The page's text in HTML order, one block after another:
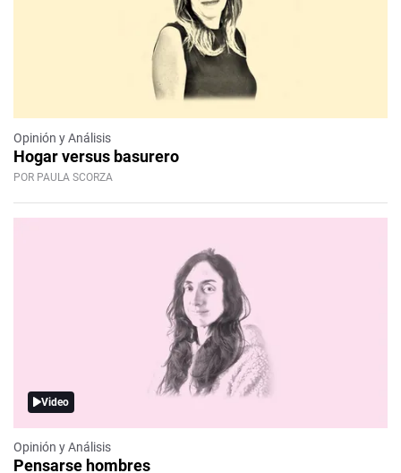
Opinión y Análisis
Hogar versus basurero
POR PAULA SCORZA
Video
Opinión y Análisis
Pensarse hombres